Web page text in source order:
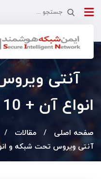
آنتی
انواع آن + 10 مورد از ویژگی ها
صفحه اصلی
مقالات
آنتی ویروس تحت شبکه و انواع آن + 10